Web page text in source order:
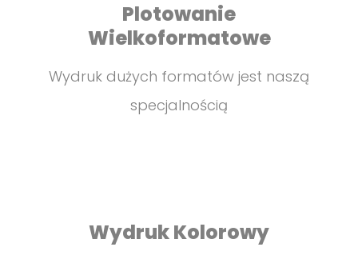
Plotowanie
Wielkoformatowe
Wydruk dużych formatów jest naszą
specjalnością
Wydruk Kolorowy